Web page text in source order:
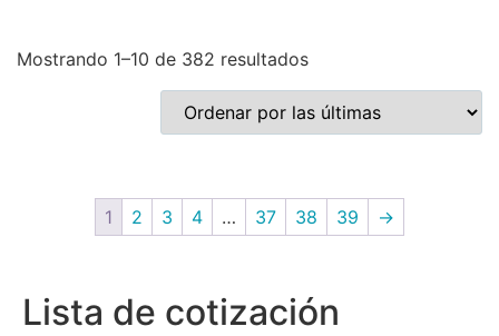
Mostrando 1–10 de 382 resultados
1 2 3 4 … 37 38 39 →
Lista de cotización